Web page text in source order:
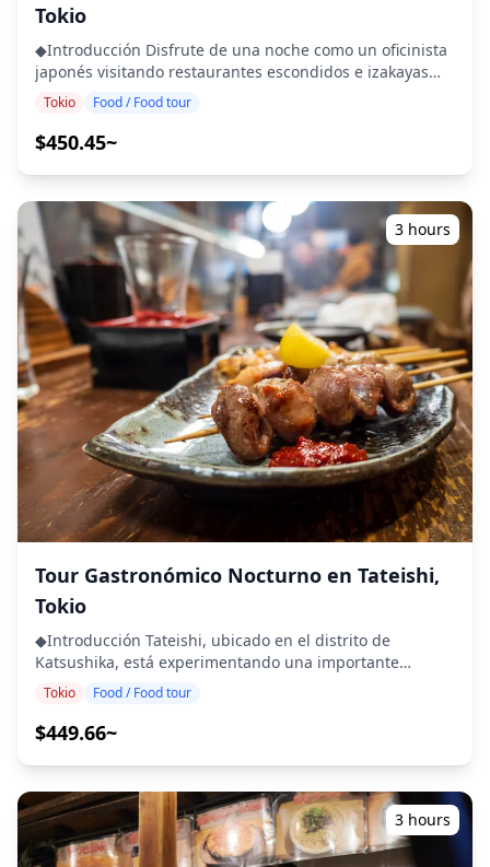
tienda especializada en Yakitori Disfrute de yakitori a la
parrilla de carbón en un restaurante local popular. ・
Paseo nocturno por el área de Gotanda TOC Explore el
paisaje retro de la era Showa y las áreas recientemente
renovadas. ・Experiencia en bares japoneses con platos
locales y degustación de sake Saboree platos locales
únicos y disfrute degustando sake de elaboración local.
Relájese con dulces o cerveza artesanal en un moderno
café o salón de Gotanda. ・Conclusión (estación de
Gotanda) El recorrido finaliza con información sobre
recuerdos y lugares cercanos adicionales para explorar.
◆Información adicional ・Se requiere una reserva para
2 o más personas. ・La distancia a pie es moderada. ・
No recomendado para veganos o personas con dietas
sin gluten. ・Solo para adultos mayores de 20 años. ・
い。 ・Si tiene alguna restricción dietética, infórmenos
al hacer su reserva. ![]
(https://assets.hldycdn.com/experiences/
![]
(https://assets.hldycdn.com/experiences/
![]
(https://assets.hldycdn.com/experiences/
![]
(https://assets.hldycdn.com/experiences/
![]
(https://assets.hldycdn.com/experiences/
(https://assets.hldycdn.com/experiences/
Tokio
◆Introducción Disfrute de una noche como un oficinista
japonés visitando restaurantes escondidos e izakayas
casuales en el área de Akabane en Tokio. Afloje su
es común disfrutar de comidas, bebidas y socializar. ¿Por
los amados platos japoneses como "okonomiyaki"
(panqueque salado), "hot pot", "sashimi" y "taiyaki"
(pastelería con forma de pez) con una cerveza fría?
Explore gemas locales ocultas y lugares históricos en
Akabane mientras experimenta la atmósfera única de
esta vibrante área. ・Experimente exquisita comida
gourmet en las gemas ocultas de Akabane ・Dé un
paseo por el área de Akabane ・Pruebe platos locales y
sake en bares populares e izakayas ・Aprenda sobre los
antecedentes históricos y curiosidades de un guía local
◆Incluido ・5 paradas de comida con comida local y de
temporada ・Una bebida incluida ・Guía turístico ◆No
incluido ・Recogida y regreso al hotel ・Propinas ・
Gastos de transporte ・Bebidas o comida adicionales
◆Itinerario ・Punto de encuentro: McDonald's, salida
este de la estación de Akabane El guía proporcionará
una breve introducción a Akabane y facilitará las
izakaya local y calle comercial Disfrute de yakitori en un
restaurante local popular. ・Paseo nocturno por el área
de Akabane Sumérjase en el encanto retro del casco
antiguo y experimente las vibraciones nostálgicas de
Japón. ・Experiencia en bares japoneses con platos
locales y degustación de sake Saboree platos locales
También encontrará muchas tiendas de cadenas
siéntase libre de entrar si tiene curiosidad o interés
durante su exploración. ・Conclusión: Estación de
Akabane El recorrido finaliza con información sobre
recuerdos y lugares adicionales cercanos para explorar.
◆Información adicional ・Se requiere una reserva para
Tokio Food / Food tour
$450.45~
3 hours
Tour Gastronómico Nocturno en Tateishi,
Tokio
◆Introducción Tateishi, ubicado en el distrito de
Katsushika, está experimentando una importante
remodelación, transformándose en un barrio vibrante
gastronómicas. Si bien las modernas instalaciones
remodelando el horizonte, la rica cultura gastronómica
de la zona y el encanto local permanecen intactos. Este
tour ofrece la oportunidad de explorar la historia de
Tateishi, su viaje de remodelación y lo mejor de sus
delicias culinarias nuevas y tradicionales. ・Visite los
Tokio Food / Food tour
$449.66~
3 hours